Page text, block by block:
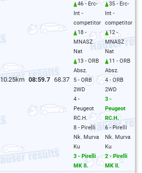
10.25km 08:59.7 68.37
46 - Erc-
Int -
competitor
18 -
MNASZ
Nat
13 - ORB
Absz.
5 - ORB
2WD
4 -
Peugeot
RC.H.
8 - Pirelli
Nk. Murva
Ku
3 - Pirelli
MK II.
35 - Erc-
Int -
competitor
12 -
MNASZ
Nat
11 - ORB
Absz.
4 - ORB
2WD
3 -
Peugeot
RC.H.
6 - Pirelli
Nk. Murva
Ku
2 - Pirelli
MK II.